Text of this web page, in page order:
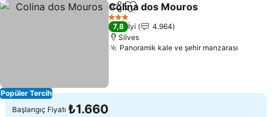
Popüler Tercih
PaylaşFavorilerime ekle
Colina dos Mouros
3 Yıldız
7,8 İyi
4.964
Silves
Panoramik kale ve şehir manzarası
Başlangıç Fiyatı ₺1.660